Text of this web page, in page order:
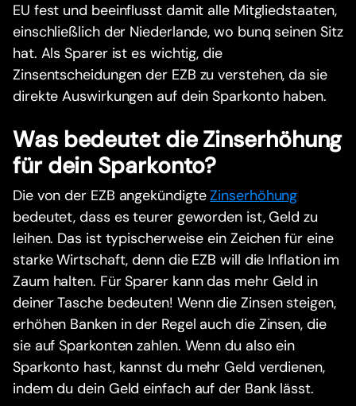
EU fest und beeinflusst damit alle Mitgliedstaaten,
einschließlich der Niederlande, wo bunq seinen Sitz
hat. Als Sparer ist es wichtig, die
Zinsentscheidungen der EZB zu verstehen, da sie
direkte Auswirkungen auf dein Sparkonto haben.
Was bedeutet die Zinserhöhung
für dein Sparkonto?
Die von der EZB angekündigteZinserhöhung
bedeutet, dass es teurer geworden ist, Geld zu
leihen. Das ist typischerweise ein Zeichen für eine
starke Wirtschaft, denn die EZB will die Inflation im
Zaum halten. Für Sparer kann das mehr Geld in
deiner Tasche bedeuten! Wenn die Zinsen steigen,
erhöhen Banken in der Regel auch die Zinsen, die
sie auf Sparkonten zahlen. Wenn du also ein
Sparkonto hast, kannst du mehr Geld verdienen,
indem du dein Geld einfach auf der Bank lässt.